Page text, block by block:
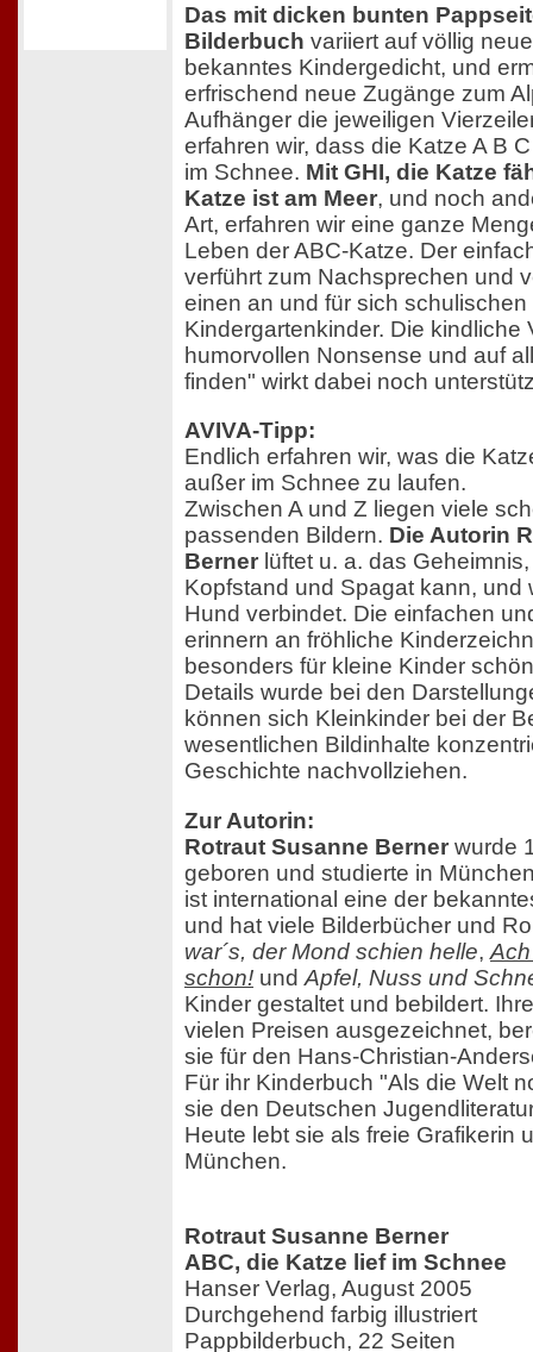
Das mit dicken bunten
Bilderbuch variiert auf völlig
bekanntes Kindergedicht, und
erfrischend neue Zugänge zum
Aufhänger die jeweiligen
erfahren wir, dass die Katze A B
im Schnee. Mit GHI, die Katze
Katze ist am Meer, und noch
Art, erfahren wir eine ganze
Leben der ABC-Katze. Der
verführt zum Nachsprechen und
einen an und für sich
Kindergartenkinder. Die kindliche
humorvollen Nonsense und auf
finden" wirkt dabei noch
AVIVA-Tipp:
Endlich erfahren wir, was die
außer im Schnee zu laufen.
Zwischen A und Z liegen viele
passenden Bildern. Die Autorin
Berner lüftet u. a. das
Kopfstand und Spagat kann, und
Hund verbindet. Die einfachen
erinnern an fröhliche
besonders für kleine Kinder
Details wurde bei den
können sich Kleinkinder bei der
wesentlichen Bildinhalte
Geschichte nachvollziehen.
Zur Autorin:
Rotraut Susanne Berner wurde
geboren und studierte in
ist international eine der
und hat viele Bilderbücher und
war´s, der Mond schien helle,
schon! und Apfel, Nuss und
Kinder gestaltet und bebildert.
vielen Preisen ausgezeichnet,
sie für den Hans-Christian-
Für ihr Kinderbuch "Als die Welt
sie den Deutschen
Heute lebt sie als freie Grafikerin
München.
Rotraut Susanne Berner
ABC, die Katze lief im Schnee
Hanser Verlag, August 2005
Durchgehend farbig illustriert
Pappbilderbuch, 22 Seiten